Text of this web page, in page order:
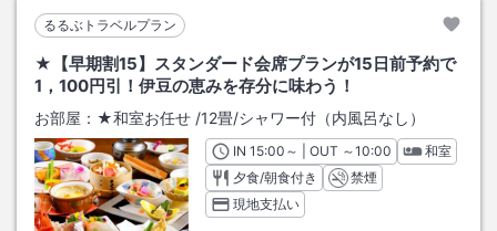
るるぶトラベルプラン
★【早期割15】スタンダード会席プランが15日前予約で
1，100円引！伊豆の恵みを存分に味わう！
お部屋： ★和室お任せ /12畳/シャワー付（内風呂なし）
INチェックイン
15:00 ～ | OUT チェックアウト
～10:00
和室
夕食/朝食付き
禁煙
現地支払い